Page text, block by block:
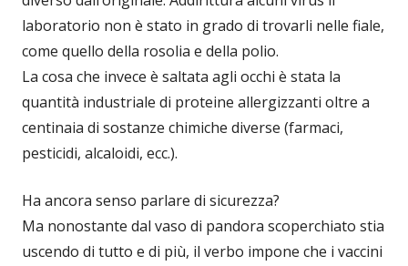
laboratorio non è stato in grado di trovarli nelle fiale,
come quello della rosolia e della polio.
La cosa che invece è saltata agli occhi è stata la
quantità industriale di proteine allergizzanti oltre a
centinaia di sostanze chimiche diverse (farmaci,
pesticidi, alcaloidi, ecc.).
Ha ancora senso parlare di sicurezza?
Ma nonostante dal vaso di pandora scoperchiato stia
uscendo di tutto e di più, il verbo impone che i vaccini